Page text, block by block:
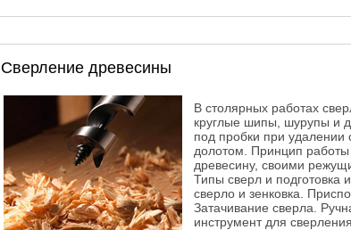
Сверление древесины
В столярных работах
круглые шипы, шурупы и
под пробки при удалении
долотом. Принцип работы
древесину, своими
Типы сверл и подготовка
сверло и зенковка.
Затачивание сверла.
инструмент для